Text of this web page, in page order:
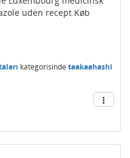
uden recept Køb
kategorisinde taakaahashi